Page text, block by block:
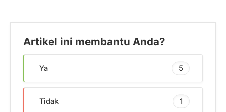
Artikel ini membantu Anda?
Ya 5
Tidak 1